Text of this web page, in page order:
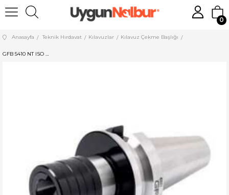
0
Anasayfa Teknik Hırdavat Kılavuzlar Kılavuz Çekme Başlığı
GFB 5410 NT ISO 40 Kılavuz Çekme Başlık NT40 - TC820